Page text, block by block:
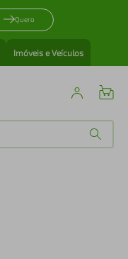
Quero
Imóveis e Veículos